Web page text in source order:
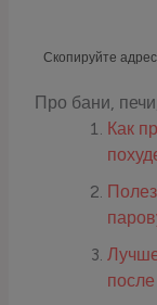
Скопируйте
Про бани,
Как